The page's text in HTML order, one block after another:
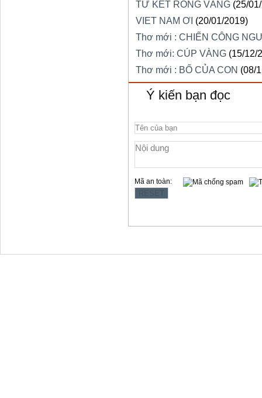
TỨ KẾT RỒNG VÀNG (25/
VIET NAM ƠI (20/01/2019)
Thơ mới : CHIẾN CÔNG
Thơ mới: CÚP VÀNG (15/12/
Thơ mới : BỐ CỦA CON (08/
Ý kiến bạn đọc
Mã an toàn: